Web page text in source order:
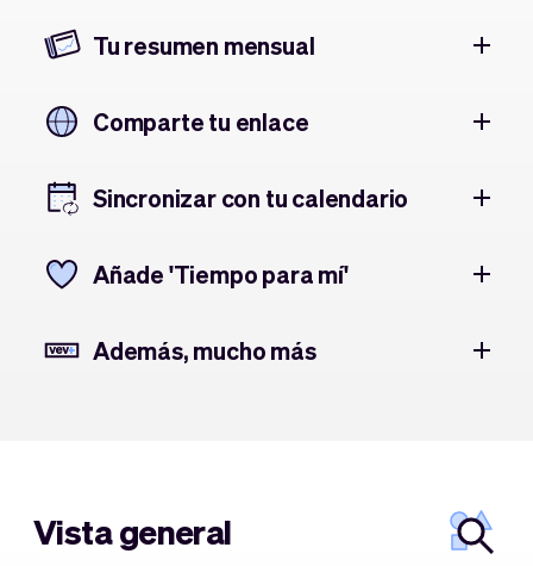
Tu resumen mensual
Comparte tu enlace
Sincronizar con tu calendario
Añade 'Tiempo para mí'
Además, mucho más
Vista general